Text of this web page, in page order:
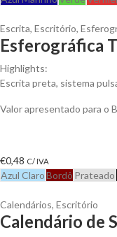
Escrita, Escritório,
Esferográfica
Highlights:
Escrita preta, sistema
Valor apresentado para o
€0,48 C/ IVA
Azul ClaroBordô Prateado
Calendários, Escritório
Calendário de